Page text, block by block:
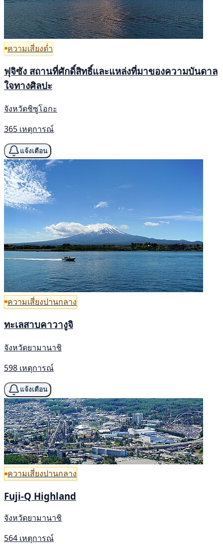
ความเสี่ยงต่ำ
ฟุจิซัง สถานที่ศักดิ์สิทธิ์และแหล่งที่มาของความบันดาล
ใจทางศิลปะ
จังหวัดชิซูโอกะ
365 เหตุการณ์
แจ้งเตือน
ความเสี่ยงปานกลาง
ทะเลสาบคาวางูจิ
จังหวัดยามานาชิ
598 เหตุการณ์
แจ้งเตือน
ความเสี่ยงปานกลาง
Fuji-Q Highland
จังหวัดยามานาชิ
564 เหตุการณ์